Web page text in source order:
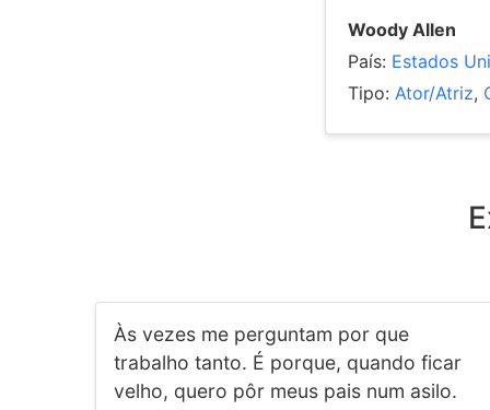
Woody Allen
País: Estados
Tipo: Ator/Atriz,
Às vezes me perguntam por que
trabalho tanto. É porque, quando ficar
velho, quero pôr meus pais num asilo.